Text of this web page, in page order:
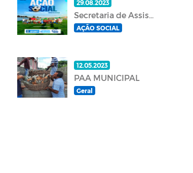
29.08.2023
Secretaria de Assis...
AÇÃO SOCIAL
12.05.2023
PAA MUNICIPAL
Geral